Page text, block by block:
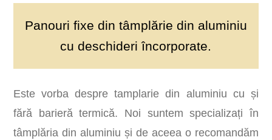
Panouri fixe din tâmplărie din aluminiu
cu deschideri încorporate.
Este vorba despre tamplarie din aluminiu cu și
fără barieră termică. Noi suntem specializați în
tâmplăria din aluminiu și de aceea o recomandăm